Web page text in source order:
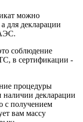
можно
для декларации
соблюдение
в сертификации -
процедуры
декларации
с получением
вам массу